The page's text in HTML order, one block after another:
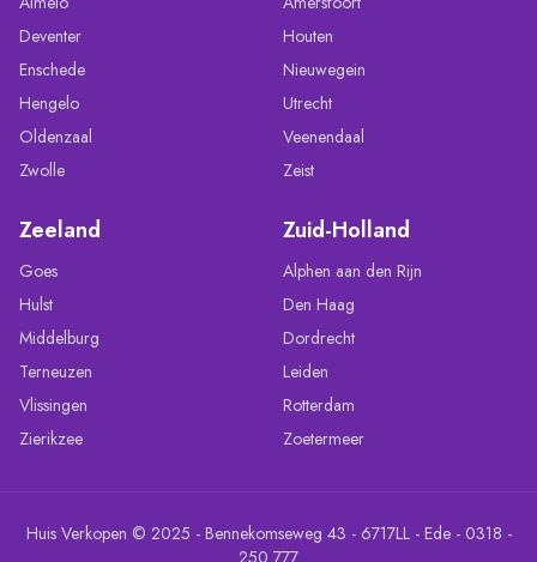
Deventer
Enschede
Hengelo
Oldenzaal
Zwolle
Houten
Nieuwegein
Utrecht
Veenendaal
Zeist
Zeeland
Goes
Hulst
Middelburg
Terneuzen
Vlissingen
Zierikzee
Zuid-Holland
Alphen aan den Rijn
Den Haag
Dordrecht
Leiden
Rotterdam
Zoetermeer
Huis Verkopen © 2025 - Bennekomseweg 43 - 6717LL - Ede - 0318 -
250 777